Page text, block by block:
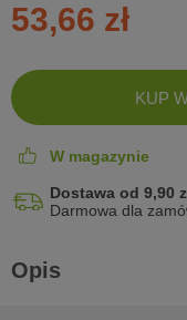
53,66 zł
KUP
W magazynie
Dostawa od 9,90
Darmowa dla
Opis